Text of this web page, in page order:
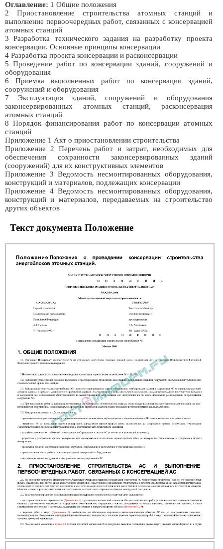
Оглавление: 1 Общие положения
2 Приостановление строительства атомных станций и
выполнение первоочередных работ, связанных с консервацией
атомных станций
3 Разработка технического задания на разработку проекта
консервации. Основные принципы консервации
4 Разработка проекта консервации и расконсервации
5 Проведение работ по консервации зданий, сооружений и
оборудования
6 Приемка выполненных работ по консервации зданий,
сооружений и оборудования
7 Эксплуатация зданий, сооружений и оборудования
законсервированных атомных станций, расконсервация
атомных станций
8 Порядок финансирования работ по консервации атомных
станций
Приложение 1 Акт о приостановлении строительства
Приложение 2 Перечень работ и затрат, необходимых для
обеспечения сохранности законсервированных зданий
(сооружений) для их конструктивных элементов
Приложение 3 Ведомость несмонтированных оборудования,
конструкций и материалов, подлежащих консервации
Приложение 4 Ведомость несмонтированных оборудования,
конструкций и материалов, передаваемых на строительство
других объектов
Текст документа Положение